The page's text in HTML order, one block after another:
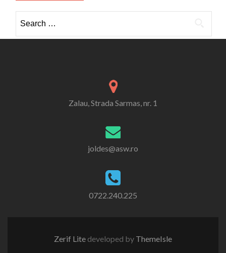
for:
Zalau, Strada Sarmas, nr. 1
joldes@asw.ro
0722.240.225
Zerif Lite developed by ThemeIsle